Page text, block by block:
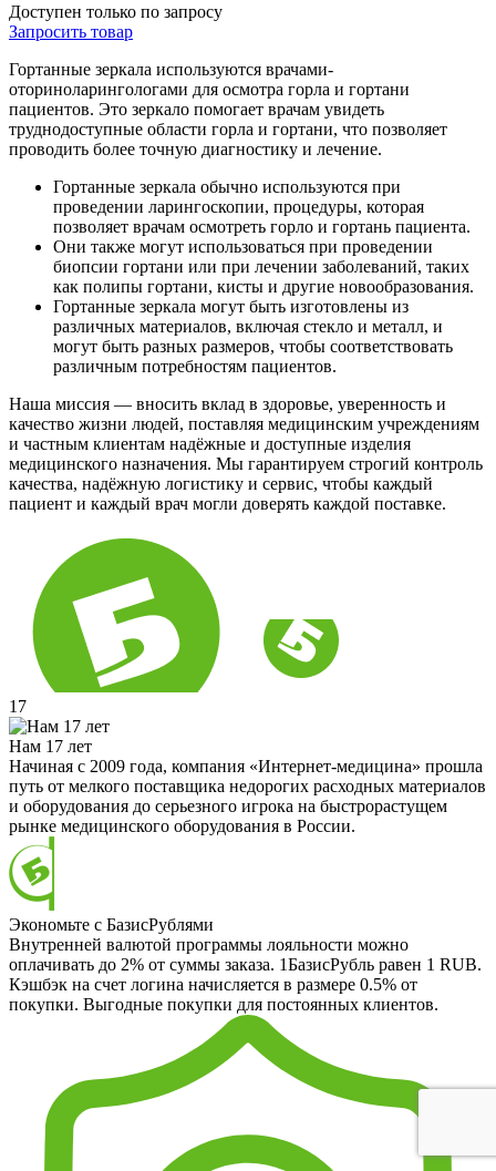
Доступен только по запросу
Запросить товар
Гортанные зеркала используются врачами-
оториноларингологами для осмотра горла и гортани
пациентов. Это зеркало помогает врачам увидеть
труднодоступные области горла и гортани, что позволяет
проводить более точную диагностику и лечение.
Гортанные зеркала обычно используются при
проведении ларингоскопии, процедуры, которая
позволяет врачам осмотреть горло и гортань пациента.
Они также могут использоваться при проведении
биопсии гортани или при лечении заболеваний, таких
как полипы гортани, кисты и другие новообразования.
Гортанные зеркала могут быть изготовлены из
различных материалов, включая стекло и металл, и
могут быть разных размеров, чтобы соответствовать
различным потребностям пациентов.
Наша миссия — вносить вклад в здоровье, уверенность и
качество жизни людей, поставляя медицинским учреждениям
и частным клиентам надёжные и доступные изделия
медицинского назначения. Мы гарантируем строгий контроль
качества, надёжную логистику и сервис, чтобы каждый
пациент и каждый врач могли доверять каждой поставке.
17
Нам 17 лет
Начиная с 2009 года, компания «Интернет-медицина» прошла
путь от мелкого поставщика недорогих расходных материалов
и оборудования до серьезного игрока на быстрорастущем
рынке медицинского оборудования в России.
Экономьте с БазисРублями
Внутренней валютой программы лояльности можно
оплачивать до 2% от суммы заказа. 1БазисРубль равен 1 RUB.
Кэшбэк на счет логина начисляется в размере 0.5% от
покупки. Выгодные покупки для постоянных клиентов.